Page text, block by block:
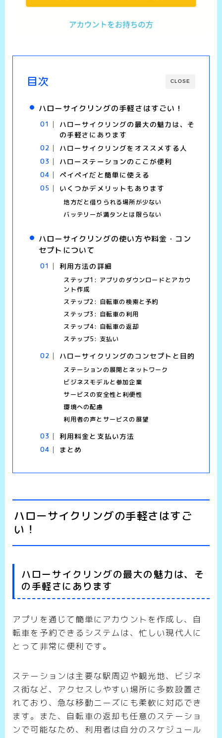
CLOSE
目次
ハローサイクリングの手軽さはすごい！
ハローサイクリングの最大の魅力は、そ
の手軽さにあります
ハローサイクリングをオススメする人
ハローステーションのここが便利
ペイペイだと簡単に使える
いくつかデメリットもあります
地方だと借りられる場所が少ない
バッテリーが満タンとは限らない
ハローサイクリングの使い方や料金・コン
セプトについて
利用方法の詳細
ステップ1: アプリのダウンロードとアカウ
ント作成
ステップ2: 自転車の検索と予約
ステップ3: 自転車の利用
ステップ4: 自転車の返却
ステップ5: 支払い
ハローサイクリングのコンセプトと目的
ステーションの展開とネットワーク
ビジネスモデルと参加企業
サービスの安全性と利便性
環境への配慮
利用者の声とサービスの展望
利用料金と支払い方法
まとめ
ハローサイクリングの手軽さはすご
い！
ハローサイクリングの最大の魅力は、そ
の手軽さにあります
アプリを通じて簡単にアカウントを作成し、自
転車を予約できるシステムは、忙しい現代人に
とって非常に便利です。
ステーションは主要な駅周辺や観光地、ビジネ
ス街など、アクセスしやすい場所に多数設置さ
れており、急な移動ニーズにも柔軟に対応でき
ます。また、自転車の返却も任意のステーショ
ンで可能なため、利用者は自分のスケジュール